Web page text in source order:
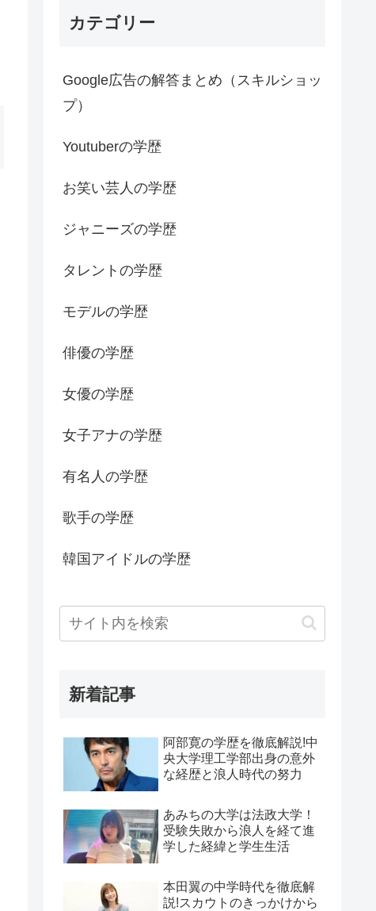
カテゴリー
Google広告の解答まとめ（スキルショッ
プ）
Youtuberの学歴
お笑い芸人の学歴
ジャニーズの学歴
タレントの学歴
モデルの学歴
俳優の学歴
女優の学歴
女子アナの学歴
有名人の学歴
歌手の学歴
韓国アイドルの学歴
新着記事
阿部寛の学歴を徹底解説!中
央大学理工学部出身の意外
な経歴と浪人時代の努力
あみちの大学は法政大学！
受験失敗から浪人を経て進
学した経緯と学生生活
本田翼の中学時代を徹底解
説!スカウトのきっかけから